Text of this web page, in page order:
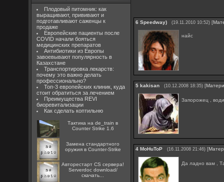
Плодовый питомник: как
выращивают, прививают и
подготавливают саженцы к
продаже
Европейские пациенты после
COVID начали бояться
медицинских препаратов
Антибиотики из Европы
завоевывают популярность в
Казахстане
Транспортировка лекарств:
почему это важно делать
профессионально?
Топ-3 европейских клиник, куда
стоит обратиться за лечением
Преимущества REVI
биоревитализации
Как сделать коптильню
Тактика на de_train в
Counter Strike 1.6
Замена стандартного
оружия в Counter-Strike
Авторестарт CS сервера!
Serverdoc download/
скачать...
6 Speedway) (19.11.2010 10:52) [
найс
5 kakisan (10.12.2008 18:35) [
Запорожец ,
4 MoHuToP (16.11.2008 21:46) [
Да ладно вам ,